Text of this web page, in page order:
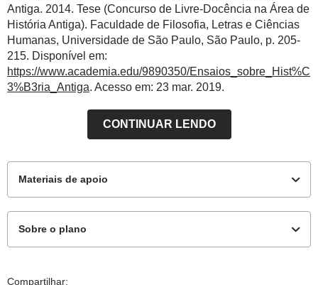
Antiga. 2014. Tese (Concurso de Livre-Docência na Área de
História Antiga). Faculdade de Filosofia, Letras e Ciências
Humanas, Universidade de São Paulo, São Paulo, p. 205-
215. Disponível em:
https://www.academia.edu/9890350/Ensaios_sobre_Hist%C
3%B3ria_Antiga. Acesso em: 23 mar. 2019.
CONTINUAR LENDO
Materiais de apoio
Sobre o plano
Este plano de aula foi produzido pelo Time de Autores
Compartilhar: